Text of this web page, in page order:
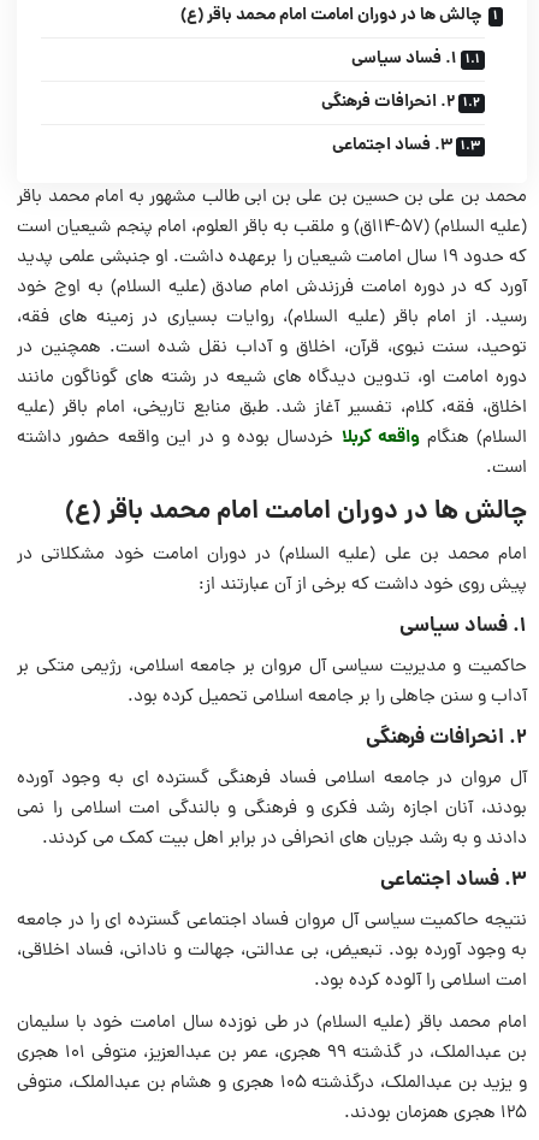
چالش ها در دوران امامت امام محمد باقر (ع)
۱. فساد سیاسی
۲. انحرافات فرهنگی
۳. فساد اجتماعی
محمد بن علی بن حسین بن علی بن ابی طالب مشهور به امام محمد باقر
(علیه السلام) (۵۷-۱۱۴ق) و ملقب به باقر العلوم، امام پنجم شیعیان است
که حدود ۱۹ سال امامت شیعیان را برعهده داشت. او جنبشی علمی پدید
آورد که در دوره امامت فرزندش امام صادق (علیه السلام) به اوج خود
رسید. از امام باقر (علیه السلام)، روایات بسیاری در زمینه های فقه،
توحید، سنت نبوی، قرآن، اخلاق و آداب نقل شده است. همچنین در
دوره امامت او، تدوین دیدگاه های شیعه در رشته های گوناگون مانند
اخلاق، فقه، کلام، تفسیر آغاز شد. طبق منابع تاریخی، امام باقر (علیه
السلام) هنگامواقعه کربلا خردسال بوده و در این واقعه حضور داشته
است.
چالش ها در دوران امامت امام محمد باقر (ع)
امام محمد بن على (علیه السلام) در دوران امامت خود مشکلاتى در
پیش روى خود داشت که برخى از آن عبارتند از:
۱. فساد سیاسی
حاکمیت و مدیریت سیاسى آل مروان بر جامعه اسلامی، رژیمى متکى بر
آداب و سنن جاهلى را بر جامعه اسلامى تحمیل کرده بود.
۲. انحرافات فرهنگی
آل مروان در جامعه اسلامى فساد فرهنگى گسترده اى به وجود آورده
بودند، آنان اجازه رشد فکرى و فرهنگى و بالندگى امت اسلامى را نمى
دادند و به رشد جریان هاى انحرافى در برابر اهل بیت کمک مى کردند.
۳. فساد اجتماعی
نتیجه حاکمیت سیاسى آل مروان فساد اجتماعى گسترده اى را در جامعه
به وجود آورده بود. تبعیض، بى عدالتی، جهالت و نادانی، فساد اخلاقی،
امت اسلامى را آلوده کرده بود.
امام محمد باقر (علیه السلام) در طى نوزده سال امامت خود با سلیمان
بن عبدالملک، در گذشته ۹۹ هجری، عمر بن عبدالعزیز، متوفى ۱۰۱ هجرى
و یزید بن عبدالملک، درگذشته ۱۰۵ هجرى و هشام بن عبدالملک، متوفى
۱۲۵ هجرى همزمان بودند.